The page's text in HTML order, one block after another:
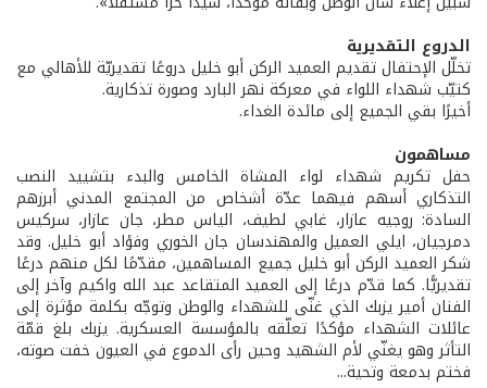
الدروع التقديرية
تخلّل الإحتفال تقديم العميد الركن أبو خليل دروعًا تقديريّة للأهالي مع
كتيّب شهداء اللواء في معركة نهر البارد وصورة تذكارية.
أخيرًا بقي الجميع إلى مائدة الغداء.
مساهمون
حفل تكريم شهداء لواء المشاة الخامس والبدء بتشييد النصب
التذكاري أسهم فيهما عدّة أشخاص من المجتمع المدني أبرزهم
السادة: روجيه عازار، غابي لطيف، الياس مطر، جان عازار، سركيس
دمرجيان، ايلي العميل والمهندسان جان الخوري وفؤاد أبو خليل. وقد
شكر العميد الركن أبو خليل جميع المساهمين، مقدّمًا لكل منهم درعًا
تقديريًّا. كما قدّم درعًا إلى العميد المتقاعد عبد الله واكيم وآخر إلى
الفنان أمير يزبك الذي غنّى للشهداء والوطن وتوجّه بكلمة مؤثرة إلى
عائلات الشهداء مؤكدًا تعلّقه بالمؤسسة العسكرية. يزبك بلغ قمّة
التأثر وهو يغنّي لأم الشهيد وحين رأى الدموع في العيون خفت صوته،
فختم بدمعة وتحية...